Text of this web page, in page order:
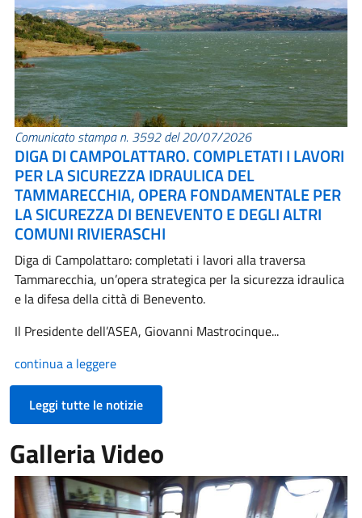
Comunicato stampa n. 3592 del 20/07/2026
DIGA DI CAMPOLATTARO. COMPLETATI I LAVORI
PER LA SICUREZZA IDRAULICA DEL
TAMMARECCHIA, OPERA FONDAMENTALE PER
LA SICUREZZA DI BENEVENTO E DEGLI ALTRI
COMUNI RIVIERASCHI
Diga di Campolattaro: completati i lavori alla traversa
Tammarecchia, un’opera strategica per la sicurezza idraulica
e la difesa della città di Benevento.
Il Presidente dell’ASEA, Giovanni Mastrocinque...
continua a leggere
Leggi tutte le notizie
Galleria Video